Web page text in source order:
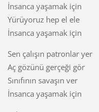
İnsanca yaşamak için
Yürüyoruz hep el ele
İnsanca yaşamak için
Sen çalışın patronlar yer
Aç gözünü gerçeği gör
Sınıfının savaşın ver
İnsanca yaşamak için